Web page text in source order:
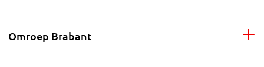
Omroep Brabant